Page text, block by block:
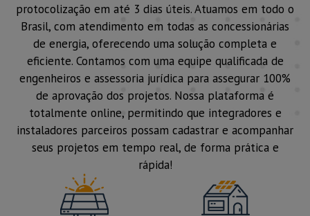
protocolização em até 3 dias úteis. Atuamos em todo o
Brasil, com atendimento em todas as concessionárias
de energia, oferecendo uma solução completa e
eficiente. Contamos com uma equipe qualificada de
engenheiros e assessoria jurídica para assegurar 100%
de aprovação dos projetos. Nossa plataforma é
totalmente online, permitindo que integradores e
instaladores parceiros possam cadastrar e acompanhar
seus projetos em tempo real, de forma prática e
rápida!